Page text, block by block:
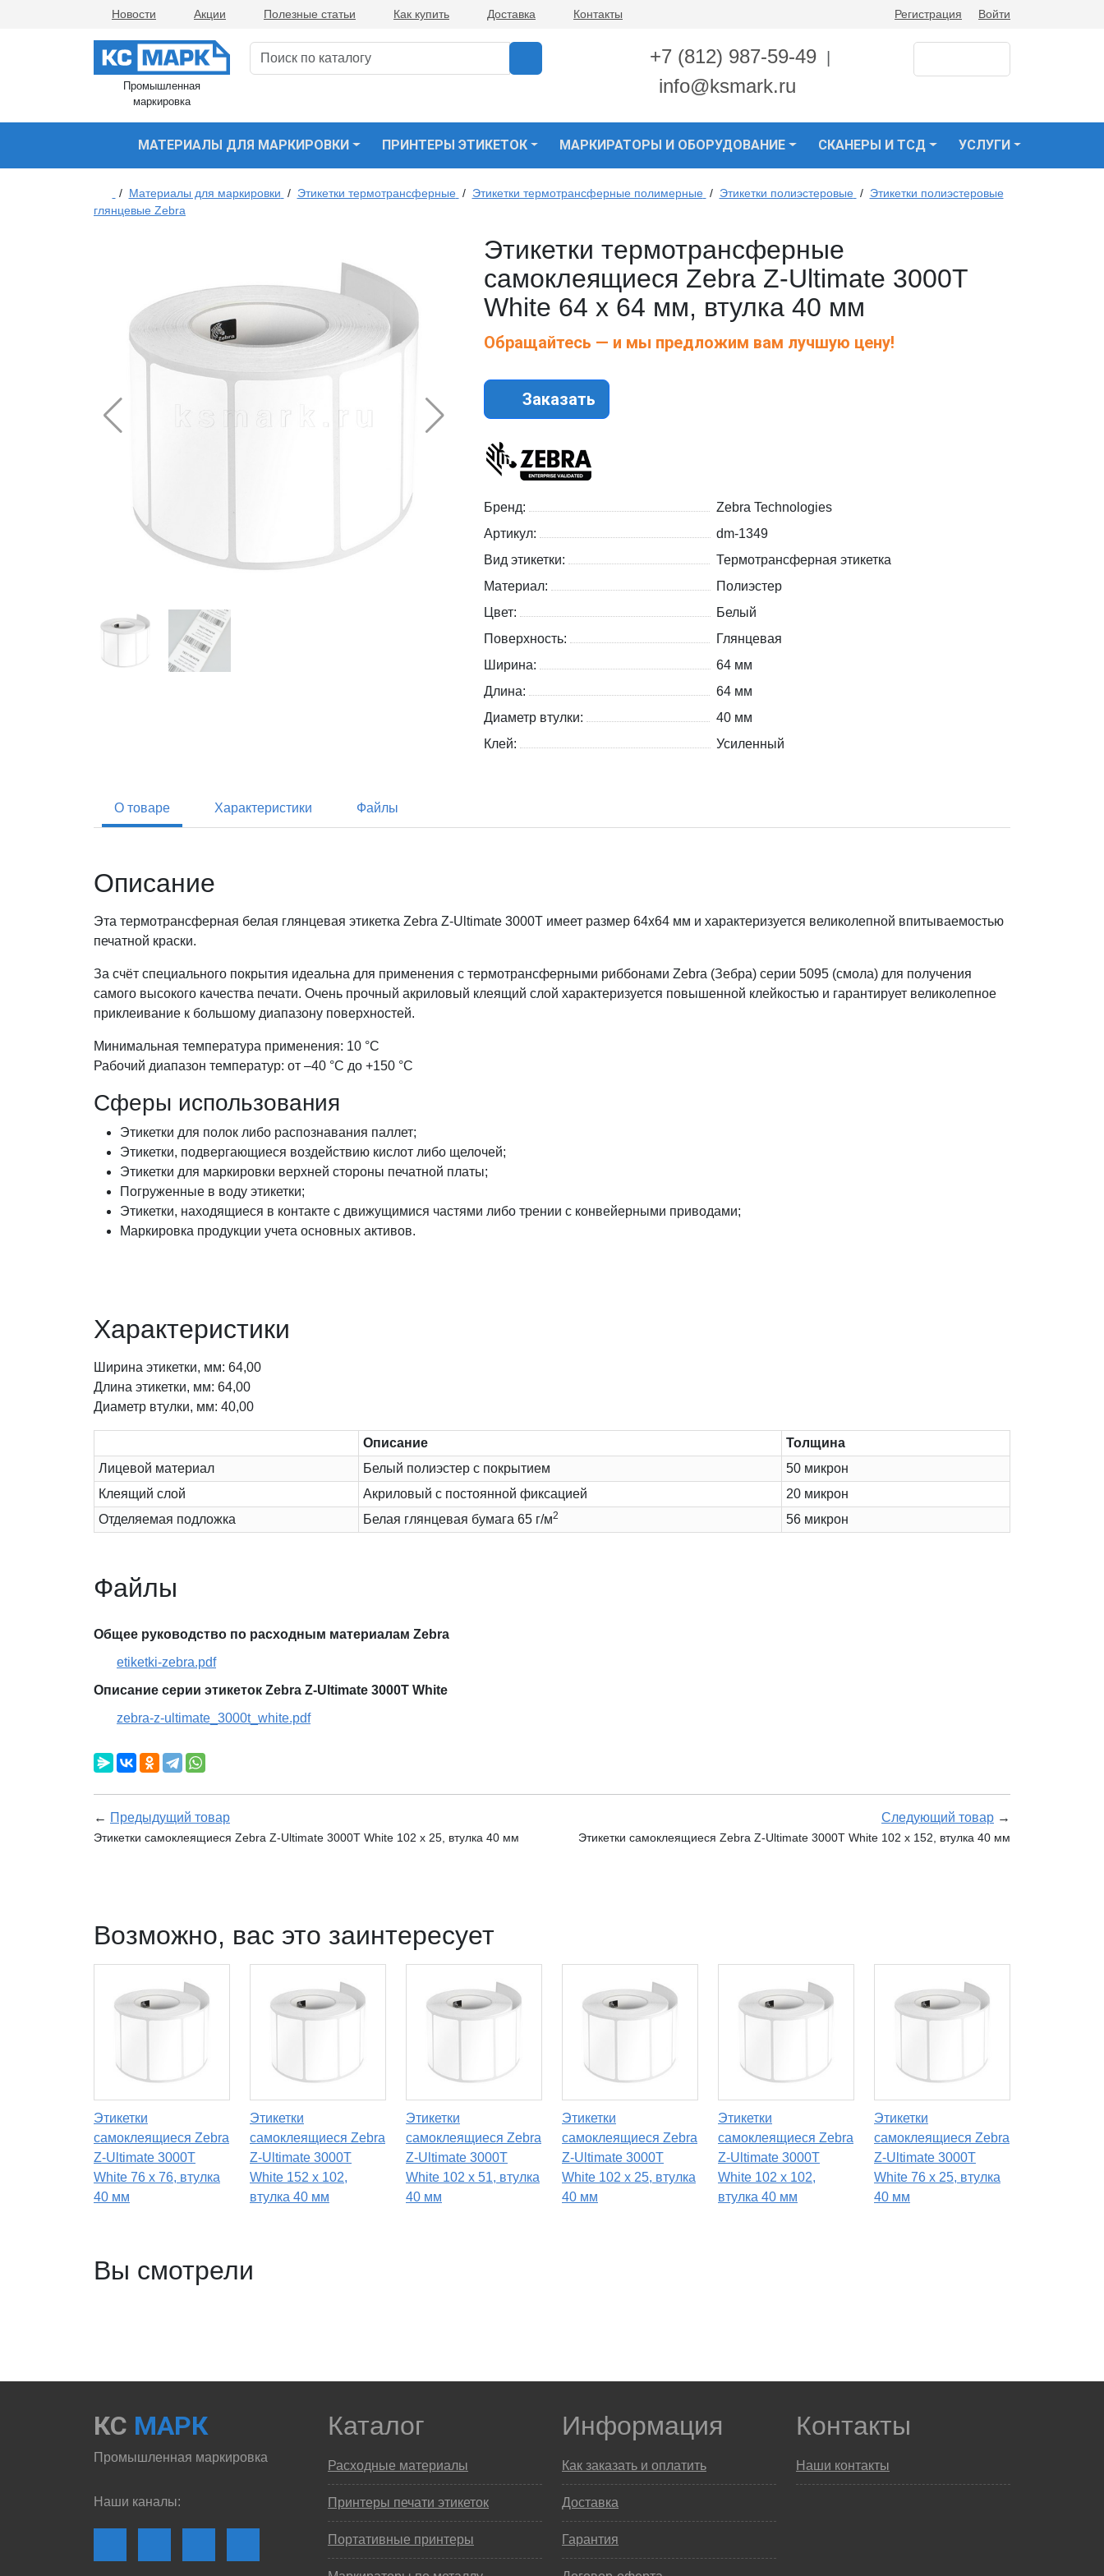
Новости Акции Полезные статьи Как купить Доставка Контакты Регистрация Войти
Промышленная
маркировка
+7 (812) 987-59-49
info@ksmark.ru
МАТЕРИАЛЫ ДЛЯ МАРКИРОВКИ ПРИНТЕРЫ ЭТИКЕТОК МАРКИРАТОРЫ И ОБОРУДОВАНИЕ СКАНЕРЫ И ТСД УСЛУГИ
/ Материалы для маркировки / Этикетки термотрансферные / Этикетки термотрансферные полимерные / Этикетки полиэстеровые / Этикетки полиэстеровые
глянцевые Zebra
Этикетки термотрансферные
самоклеящиеся Zebra Z-Ultimate 3000T
White 64 x 64 мм, втулка 40 мм
Обращайтесь — и мы предложим вам лучшую цену!
Заказать
Бренд:
Zebra Technologies
Артикул:
dm-1349
Вид этикетки:
Термотрансферная этикетка
Материал:
Полиэстер
Цвет:
Белый
Поверхность:
Глянцевая
Ширина:
64 мм
Длина:
64 мм
Диаметр втулки:
40 мм
Клей:
Усиленный
О товаре Характеристики Файлы
Описание
Эта термотрансферная белая глянцевая этикетка Zebra Z-Ultimate 3000T имеет размер 64x64 мм и характеризуется великолепной впитываемостью
печатной краски.
За счёт специального покрытия идеальна для применения с термотрансферными риббонами Zebra (Зебра) серии 5095 (смола) для получения
самого высокого качества печати. Очень прочный акриловый клеящий слой характеризуется повышенной клейкостью и гарантирует великолепное
приклеивание к большому диапазону поверхностей.
Минимальная температура применения: 10 °С
Рабочий диапазон температур: от –40 °С до +150 °С
Сферы использования
Этикетки для полок либо распознавания паллет;
Этикетки, подвергающиеся воздействию кислот либо щелочей;
Этикетки для маркировки верхней стороны печатной платы;
Погруженные в воду этикетки;
Этикетки, находящиеся в контакте с движущимися частями либо трении с конвейерными приводами;
Маркировка продукции учета основных активов.
Характеристики
Ширина этикетки, мм: 64,00
Длина этикетки, мм: 64,00
Диаметр втулки, мм: 40,00
Описание
Толщина
Лицевой материал
Белый полиэстер с покрытием
50 микрон
Клеящий слой
Акриловый с постоянной фиксацией
20 микрон
Отделяемая подложка
Белая глянцевая бумага 65 г/м2 56 микрон
Файлы
Общее руководство по расходным материалам Zebra
etiketki-zebra.pdf
Описание серии этикеток Zebra Z-Ultimate 3000T White
zebra-z-ultimate_3000t_white.pdf
← Предыдущий товар
Этикетки самоклеящиеся Zebra Z-Ultimate 3000T White 102 x 25, втулка 40 мм
Следующий товар →
Этикетки самоклеящиеся Zebra Z-Ultimate 3000T White 102 x 152, втулка 40 мм
Возможно, вас это заинтересует
Этикетки
самоклеящиеся Zebra
Z-Ultimate 3000T
White 76 x 76, втулка
40 мм
Этикетки
самоклеящиеся Zebra
Z-Ultimate 3000T
White 152 x 102,
втулка 40 мм
Этикетки
самоклеящиеся Zebra
Z-Ultimate 3000T
White 102 x 51, втулка
40 мм
Этикетки
самоклеящиеся Zebra
Z-Ultimate 3000T
White 102 x 25, втулка
40 мм
Этикетки
самоклеящиеся Zebra
Z-Ultimate 3000T
White 102 x 102,
втулка 40 мм
Этикетки
самоклеящиеся Zebra
Z-Ultimate 3000T
White 76 x 25, втулка
40 мм
Вы смотрели
КС МАРК
Промышленная маркировка
Наши каналы:
Каталог
Расходные материалы
Принтеры печати этикеток
Портативные принтеры
Информация
Как заказать и оплатить
Доставка
Гарантия
Контакты
Наши контакты